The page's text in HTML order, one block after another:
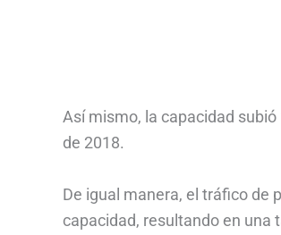
Así mismo, la capacidad subió
de 2018.
De igual manera, el tráfico de
capacidad, resultando en una